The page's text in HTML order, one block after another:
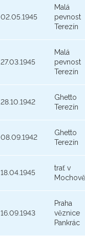
02.05.1945
Malá
pevnost
Terezín
27.03.1945
Malá
pevnost
Terezín
28.10.1942
Ghetto
Terezín
08.09.1942
Ghetto
Terezín
18.04.1945
trať v
Mochově
16.09.1943
Praha
věznice
Pankrác